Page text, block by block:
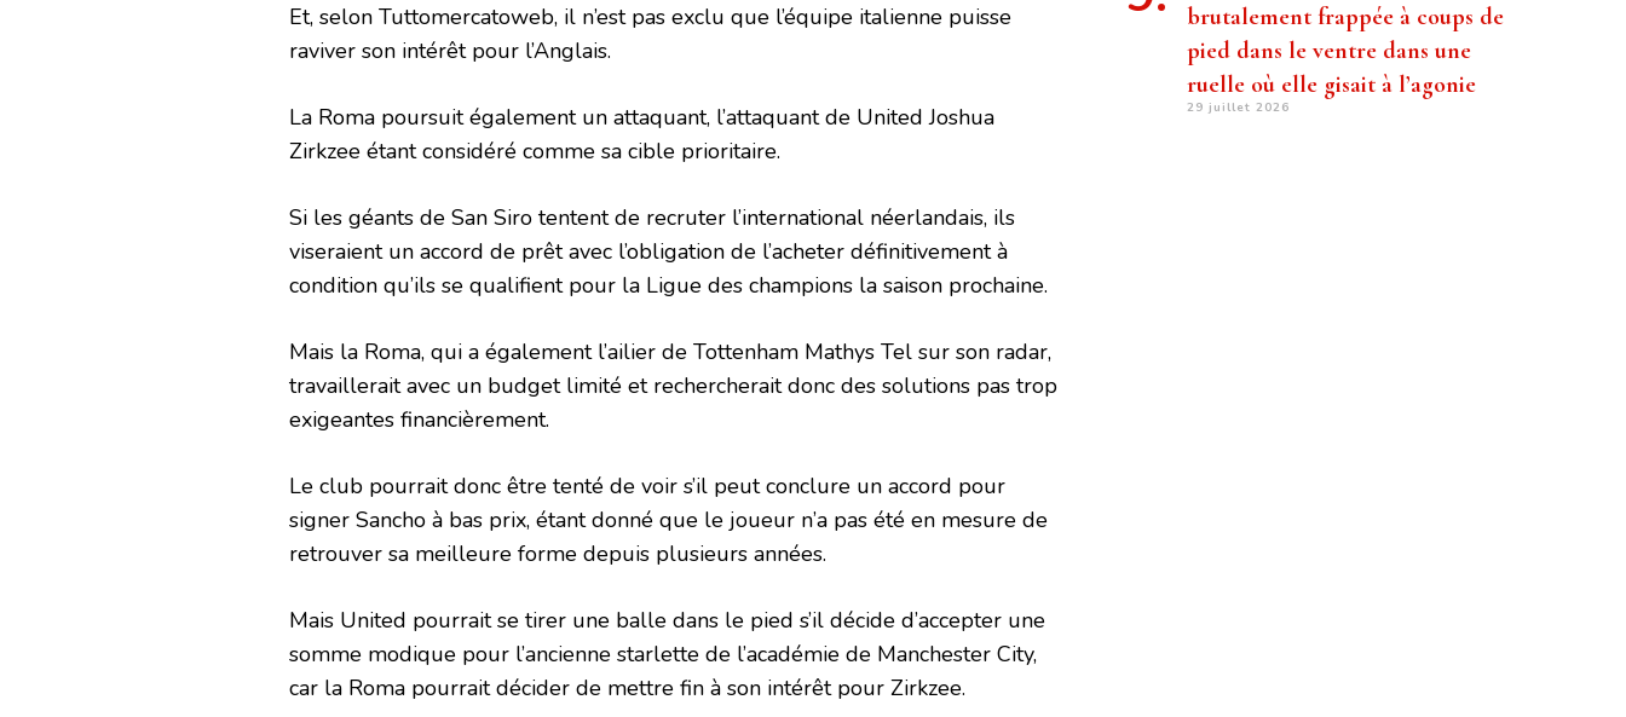
Et, selon Tuttomercatoweb, il n’est pas exclu que l’équipe italienne puisse
raviver son intérêt pour l’Anglais.
La Roma poursuit également un attaquant, l’attaquant de United Joshua
Zirkzee étant considéré comme sa cible prioritaire.
Si les géants de San Siro tentent de recruter l’international néerlandais, ils
viseraient un accord de prêt avec l’obligation de l’acheter définitivement à
condition qu’ils se qualifient pour la Ligue des champions la saison prochaine.
Mais la Roma, qui a également l’ailier de Tottenham Mathys Tel sur son radar,
travaillerait avec un budget limité et rechercherait donc des solutions pas trop
exigeantes financièrement.
Le club pourrait donc être tenté de voir s’il peut conclure un accord pour
signer Sancho à bas prix, étant donné que le joueur n’a pas été en mesure de
retrouver sa meilleure forme depuis plusieurs années.
Mais United pourrait se tirer une balle dans le pied s’il décide d’accepter une
somme modique pour l’ancienne starlette de l’académie de Manchester City,
car la Roma pourrait décider de mettre fin à son intérêt pour Zirkzee.
brutalement frappée à coups de
pied dans le ventre dans une
ruelle où elle gisait à l’agonie
29 juillet 2026